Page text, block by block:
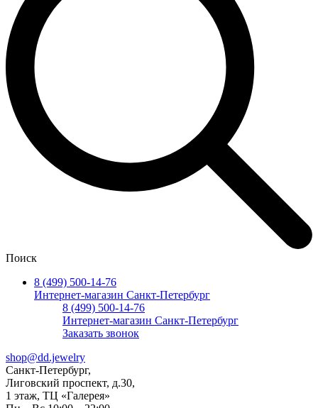
Поиск
8 (499) 500-14-76
Интернет-магазин Санкт-Петербург
8 (499) 500-14-76
Интернет-магазин Санкт-Петербург
Заказать звонок
shop@dd.jewelry
Санкт-Петербург,
Лиговский проспект, д.30,
1 этаж, ТЦ «Галерея»